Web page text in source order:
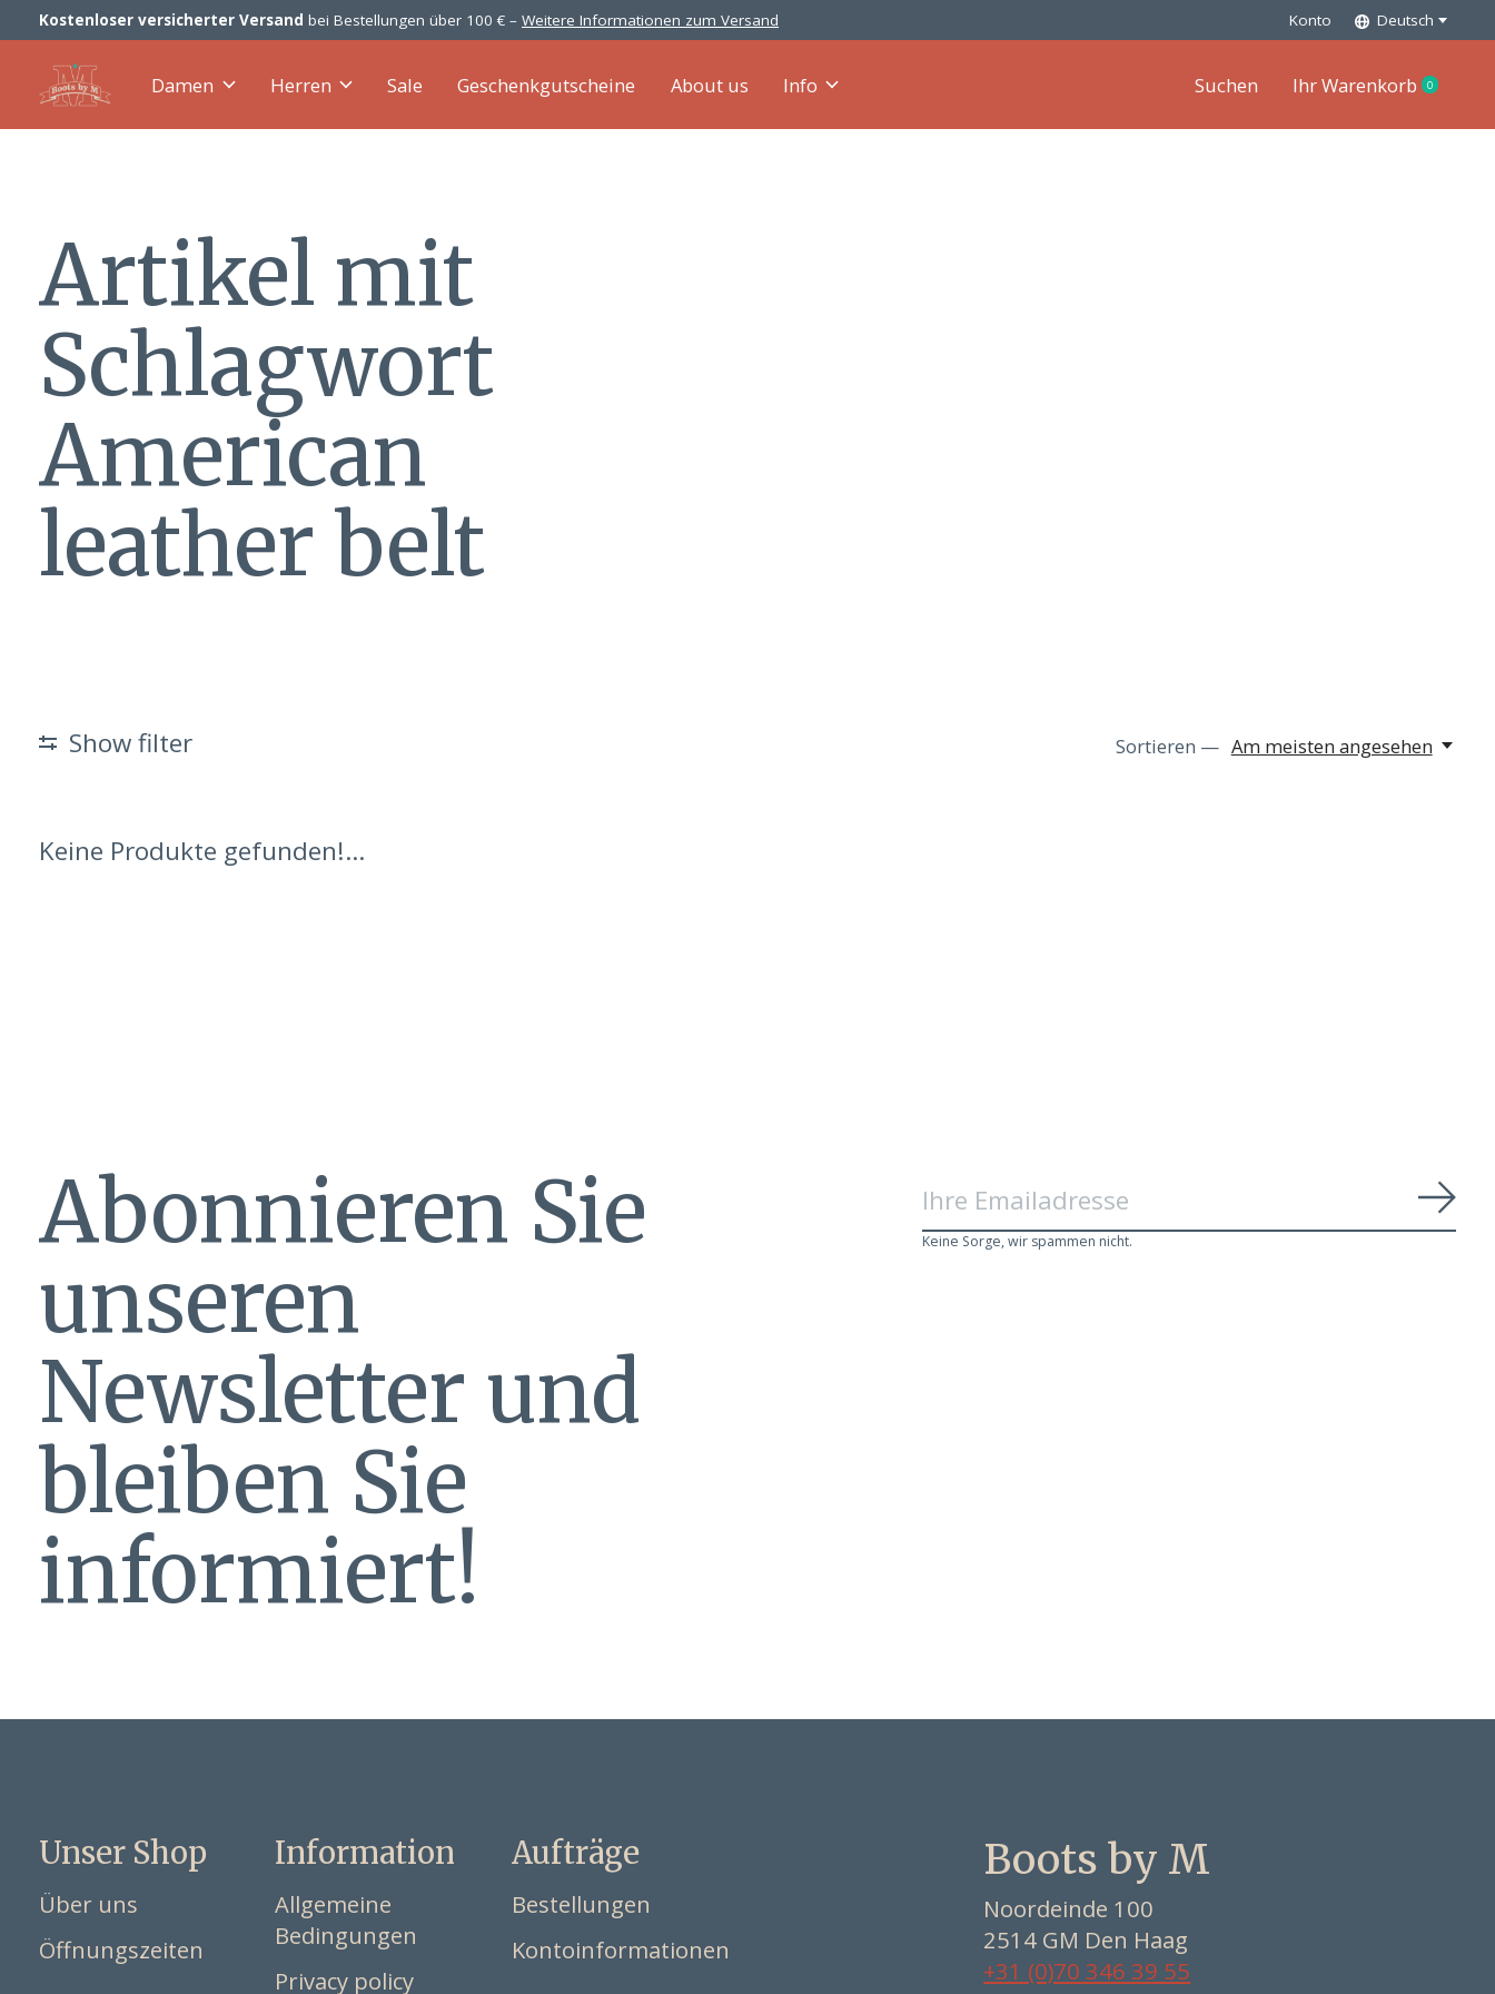
Kostenloser versicherter Versand bei Bestellungen über 100 € – Weitere Informationen zum Versand Konto Deutsch
Damen Herren Sale Geschenkgutscheine About us Info Suchen Ihr Warenkorb 0items
Artikel mit
Schlagwort
American
leather belt
Show filter Sortieren — Am meisten angesehen
Keine Produkte gefunden!...
Abonnieren Sie
unseren
Newsletter und
bleiben Sie
informiert!
Keine Sorge, wir spammen nicht.
Unser Shop
Über uns
Öffnungszeiten
Information
Allgemeine
Bedingungen
Privacy policy
Aufträge
Bestellungen
Kontoinformationen
Boots by M
Noordeinde 100
2514 GM Den Haag
+31 (0)70 346 39 55